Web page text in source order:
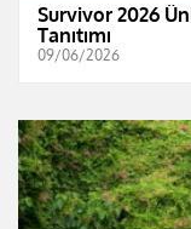
Survivor 2026
Tanıtımı
09/06/2026